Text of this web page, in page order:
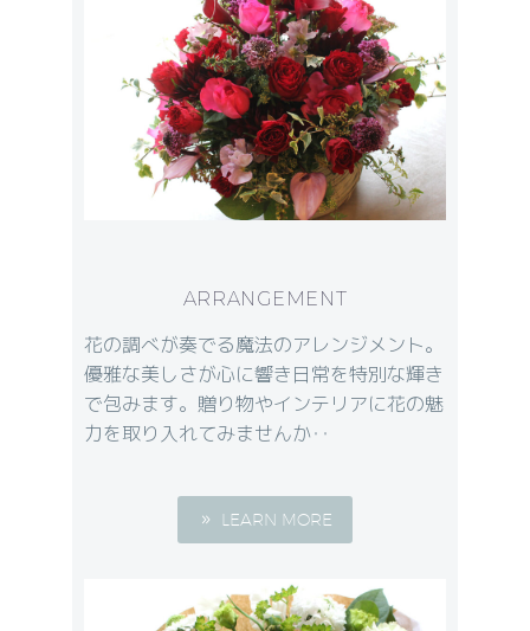
ARRANGEMENT
花の調べが奏でる魔法のアレンジメント。
優雅な美しさが心に響き日常を特別な輝き
で包みます。贈り物やインテリアに花の魅
力を取り入れてみませんか‥
LEARN MORE